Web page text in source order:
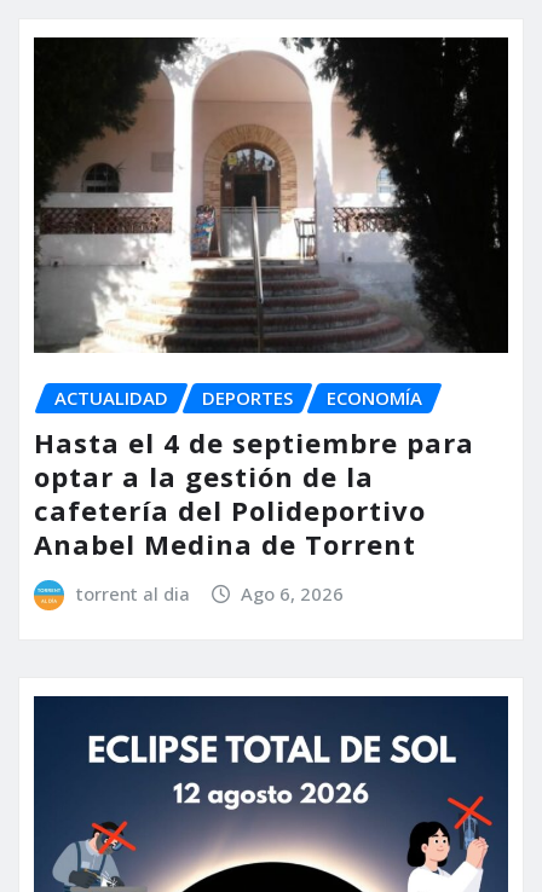
ACTUALIDAD DEPORTES ECONOMÍA
Hasta el 4 de septiembre para
optar a la gestión de la
cafetería del Polideportivo
Anabel Medina de Torrent
torrent al dia Ago 6, 2026